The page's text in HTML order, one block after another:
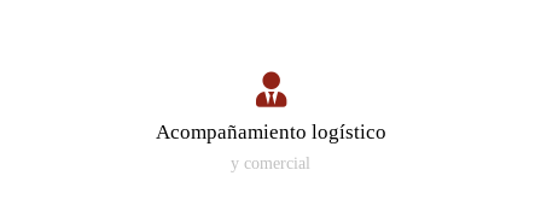
Acompañamiento logístico
y comercial